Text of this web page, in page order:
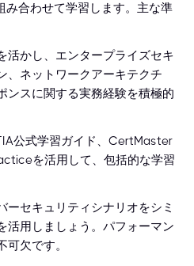
み合わせて学習します。主な準
活かし、エンタープライズセキ
、ネットワークアーキテクチ
ンスに関する実務経験を積極的
公式学習ガイド、CertMaster
を活用して、包括的な学習
ーセキュリティシナリオをシミ
活用しましょう。パフォーマン
欠です。